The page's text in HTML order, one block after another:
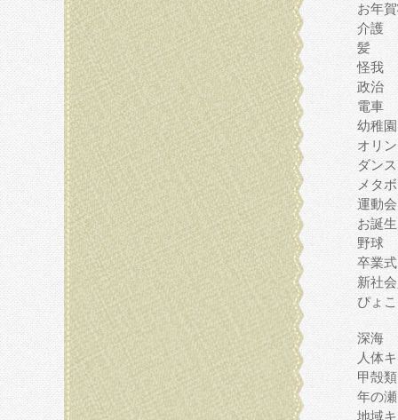
お年
介護
髪
怪我
政治
電車
幼稚園
オリ
ダンス
メタ
運動会
お誕
野球
卒業式
新社
ぴょこ
深海
人体
甲殻類
年の瀬
地域